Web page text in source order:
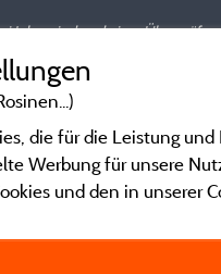
Jahre sind und einer
die für die Leistung
Werbung für unsere
und den in unserer